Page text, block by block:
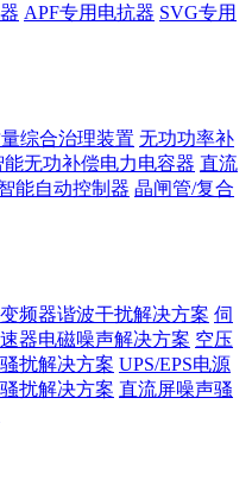
APF专用电抗器 SVG专用
综合治理装置 无功功率补
能无功补偿电力电容器 直流
能自动控制器 晶闸管/复合
变频器谐波干扰解决方案 伺
器电磁噪声解决方案 空压
扰解决方案 UPS/EPS电源
扰解决方案 直流屏噪声骚